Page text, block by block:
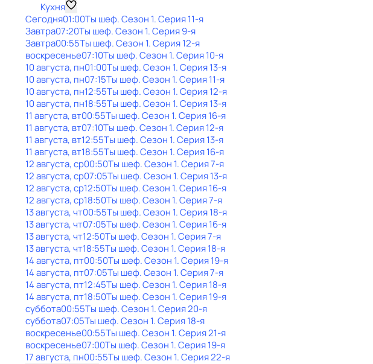
Кухня
Сегодня01:00Ты шеф. Сезон 1. Серия 11-я
Завтра07:20Ты шеф. Сезон 1. Серия 9-я
Завтра00:55Ты шеф. Сезон 1. Серия 12-я
воскресенье07:10Ты шеф. Сезон 1. Серия 10-я
10 августа, пн01:00Ты шеф. Сезон 1. Серия 13-я
10 августа, пн07:15Ты шеф. Сезон 1. Серия 11-я
10 августа, пн12:55Ты шеф. Сезон 1. Серия 12-я
10 августа, пн18:55Ты шеф. Сезон 1. Серия 13-я
11 августа, вт00:55Ты шеф. Сезон 1. Серия 16-я
11 августа, вт07:10Ты шеф. Сезон 1. Серия 12-я
11 августа, вт12:55Ты шеф. Сезон 1. Серия 13-я
11 августа, вт18:55Ты шеф. Сезон 1. Серия 16-я
12 августа, ср00:50Ты шеф. Сезон 1. Серия 7-я
12 августа, ср07:05Ты шеф. Сезон 1. Серия 13-я
12 августа, ср12:50Ты шеф. Сезон 1. Серия 16-я
12 августа, ср18:50Ты шеф. Сезон 1. Серия 7-я
13 августа, чт00:55Ты шеф. Сезон 1. Серия 18-я
13 августа, чт07:05Ты шеф. Сезон 1. Серия 16-я
13 августа, чт12:50Ты шеф. Сезон 1. Серия 7-я
13 августа, чт18:55Ты шеф. Сезон 1. Серия 18-я
14 августа, пт00:50Ты шеф. Сезон 1. Серия 19-я
14 августа, пт07:05Ты шеф. Сезон 1. Серия 7-я
14 августа, пт12:45Ты шеф. Сезон 1. Серия 18-я
14 августа, пт18:50Ты шеф. Сезон 1. Серия 19-я
суббота00:55Ты шеф. Сезон 1. Серия 20-я
суббота07:05Ты шеф. Сезон 1. Серия 18-я
воскресенье00:55Ты шеф. Сезон 1. Серия 21-я
воскресенье07:00Ты шеф. Сезон 1. Серия 19-я
17 августа, пн00:55Ты шеф. Сезон 1. Серия 22-я